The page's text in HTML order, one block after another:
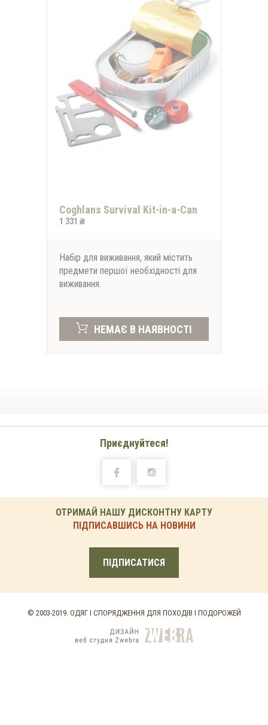
Coghlans Survival Kit-in-a-Can
1 331 ₴
Набір для виживання, який містить
предмети першої необхідності для
виживання.
НЕМАЄ В НАЯВНОСТІ
Приєднуйтеся!
ОТРИМАЙ НАШУ ДИСКОНТНУ КАРТУ
ПІДПИСАВШИСЬ НА НОВИНИ
ПІДПИСАТИСЯ
© 2003-2019. ОДЯГ І СПОРЯДЖЕННЯ ДЛЯ ПОХОДІВ І ПОДОРОЖЕЙ